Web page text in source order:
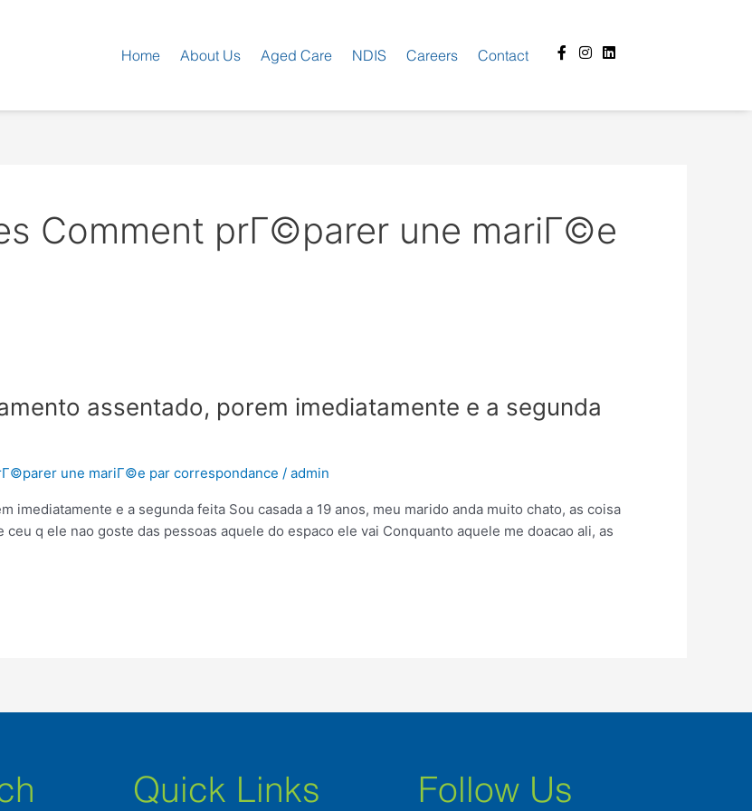
Home About Us Aged Care NDIS Careers Contact
Facebook-
f
Instagram
Linkedin
Comment prГ©parer une mariГ©e
assentado, porem imediatamente e a segunda
une mariГ©e par correspondance / admin
imediatamente e a segunda feita Sou casada a 19 anos, meu marido anda muito chato, as coisa
q ele nao goste das pessoas aquele do espaco ele vai Conquanto aquele me doacao ali, as
Quick Links Follow Us